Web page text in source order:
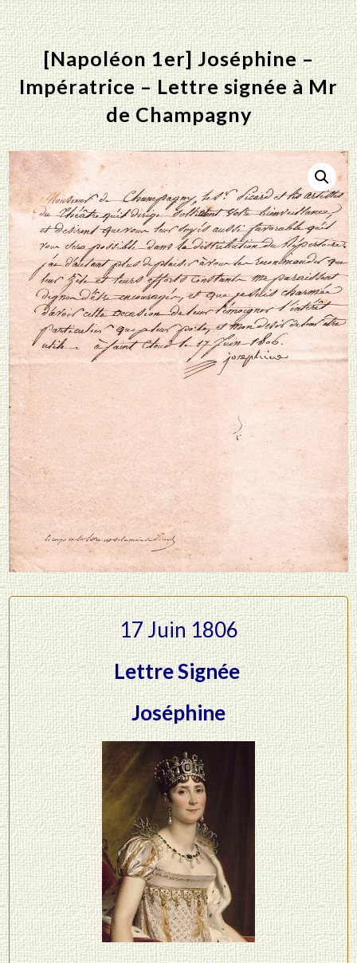
[Napoléon 1er] Joséphine –
Impératrice – Lettre signée à Mr
de Champagny
17 Juin 1806
Lettre Signée
Joséphine